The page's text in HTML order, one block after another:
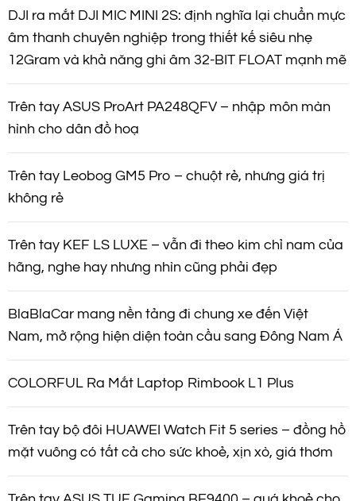
DJI ra mắt DJI MIC MINI 2S: định nghĩa lại chuẩn mực
âm thanh chuyên nghiệp trong thiết kế siêu nhẹ
12Gram và khả năng ghi âm 32-BIT FLOAT mạnh mẽ
Trên tay ASUS ProArt PA248QFV – nhập môn màn
hình cho dân đồ hoạ
Trên tay Leobog GM5 Pro – chuột rẻ, nhưng giá trị
không rẻ
Trên tay KEF LS LUXE – vẫn đi theo kim chỉ nam của
hãng, nghe hay nhưng nhìn cũng phải đẹp
BlaBlaCar mang nền tảng đi chung xe đến Việt
Nam, mở rộng hiện diện toàn cầu sang Đông Nam Á
COLORFUL Ra Mắt Laptop Rimbook L1 Plus
Trên tay bộ đôi HUAWEI Watch Fit 5 series – đồng hồ
mặt vuông có tất cả cho sức khoẻ, xịn xò, giá thơm